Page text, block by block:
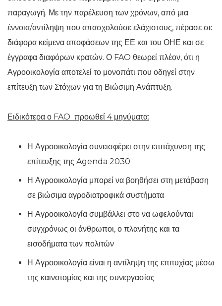
παραγωγή. Με την παρέλευση των χρόνων, από μια
έννοια/αντίληψη που απασχολούσε ελάχιστους, πέρασε σε
διάφορα κείμενα αποφάσεων της ΕΕ και του ΟΗΕ και σε
έγγραφα διαφόρων κρατών. Ο FAO θεωρεί πλέον, ότι η
Αγροοικολογία αποτελεί το μονοπάτι που οδηγεί στην
επίτευξη των Στόχων για τη Βιώσιμη Ανάπτυξη.
Ειδικότερα ο FAO προωθεί 4 μηνύματα:
Η Αγροοικολογία συνεισφέρει στην επιτάχυνση της
επίτευξης της Agenda 2030
Η Αγροοικολογία μπορεί να βοηθήσει στη μετάβαση
σε βιώσιμα αγροδιατροφικά συστήματα
Η Αγροοικολογία συμβάλλει στο να ωφελούνται
συγχρόνως οι άνθρωποι, ο πλανήτης και τα
εισοδήματα των πολιτών
Η Αγροοικολογία είναι η αντίληψη της επιτυχίας μέσω
της καινοτομίας και της συνεργασίας